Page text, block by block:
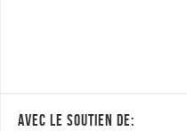
AVEC LE SOUTIEN DE: